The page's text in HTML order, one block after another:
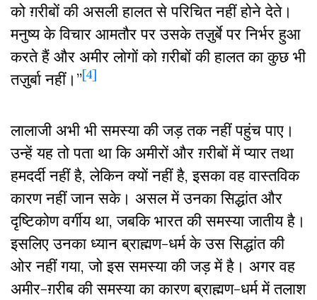
को ग़रीबों की असली हालत से परिचित नहीं होने देते।
मनुष्य के विचार आमतौर पर उसके तज़ुर्बे पर निर्भर हुआ
करते हैं और अमीर लोगों को ग़रीबों की हालत का कुछ भी
तज़ुर्बा नहीं।”[4]
लालाजी अभी भी समस्या की जड़ तक नहीं पहुंच पाए।
उन्हें यह तो पता था कि अमीरों और ग़रीबों में प्यार तथा
हमदर्दी नहीं है, लेकिन क्यों नहीं है, इसका वह वास्तविक
कारण नहीं जान सके। असल में उनका सिद्धांत और
दृष्टिकोण वर्गीय था, जबकि भारत की समस्या जातीय है।
इसलिए उनका ध्यान ब्राह्मण-धर्म के उस सिद्धांत की
ओर नहीं गया, जो इस समस्या की जड़ में है। अगर वह
अमीर-ग़रीब की समस्या का कारण ब्राह्मण-धर्म में तलाश